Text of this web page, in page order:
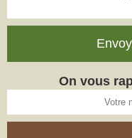
On vous